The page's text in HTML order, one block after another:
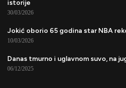
istorije
30/03/2026
Jokić oborio 65 godina star NBA
10/03/2026
Danas tmurno i uglavnom suvo, na
06/12/2025